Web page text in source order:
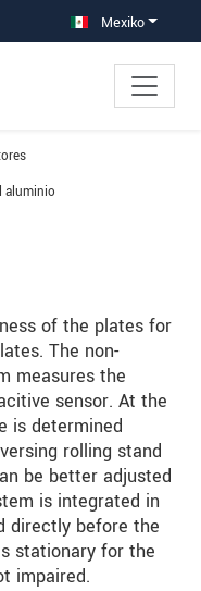
principal Mexiko
aluminio
of the plates for
The non-
measures the
sensor. At the
is determined
rolling stand
be better adjusted
is integrated in
directly before the
stationary for the
impaired.